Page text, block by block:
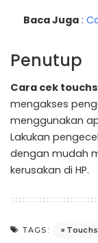
Baca Juga:
Penutup
Cara cek
mengakses
menggunakan
Lakukan
dengan mudah
kerusakan di HP.
TAGS: